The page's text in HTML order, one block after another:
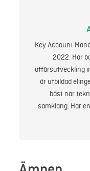
Key Account
2022. Har
affärsutveckling
är utbildad
bäst när
samklang. Har